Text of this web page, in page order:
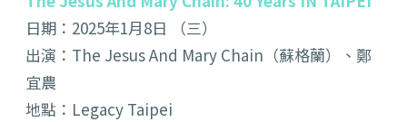
日期：2025年1月8日 （三）
出演：The Jesus And Mary Chain（蘇格蘭）、鄭
宜農
地點：Legacy Taipei